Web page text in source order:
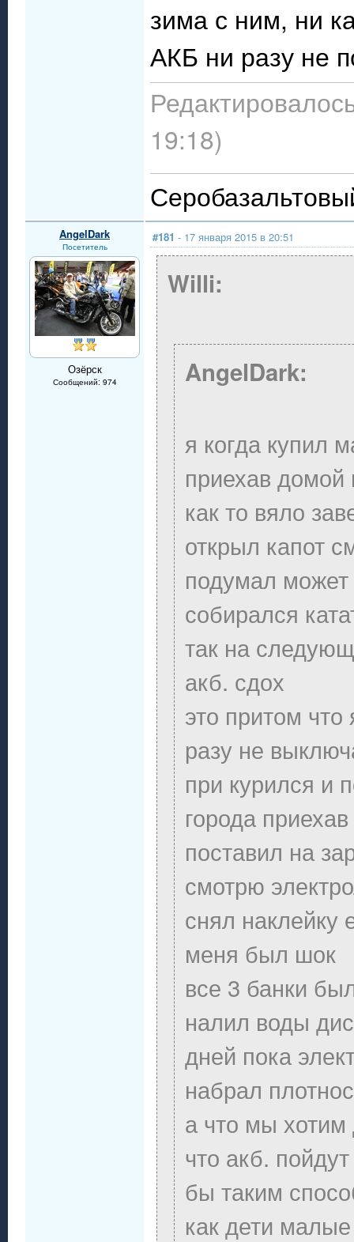
зима с ним, ни
АКБ ни разу не
19:18)
AngelDark
Посетитель
Озёрск
Сообщений: 974
#181 - 17 января 2015 в 20:51
Willi:
AngelDark:
я когда купил
приехав
как то вяло
открыл капот
подумал может
собирался
так на
акб. сдох
это притом
разу не
при курился и
города
поставил на
смотрю
снял наклейку
меня был шок
все 3 банки
налил воды
дней пока
набрал
а что мы
что акб.
бы таким
как дети